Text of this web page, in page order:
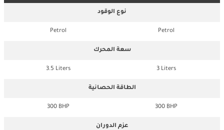
نوع الوقود
Petrol
Petrol
سعة المحرك
3 Liters
3.5 Liters
الطاقة الحصانية
300 BHP
300 BHP
عزم الدوران